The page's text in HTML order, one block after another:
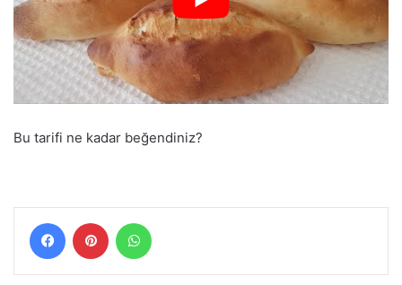
Bu tarifi ne kadar beğendiniz?
FacebookPinterest